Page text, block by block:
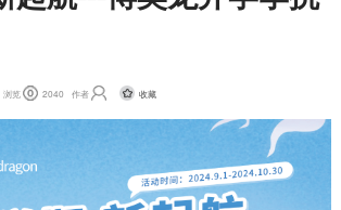
浏览 2040 作者 收藏